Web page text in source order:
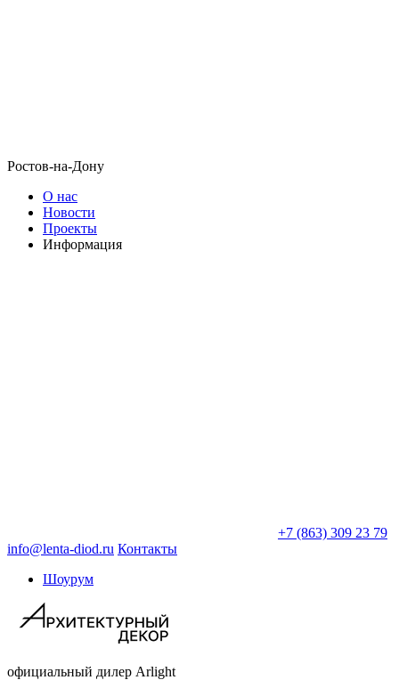
Ростов-на-Дону
О нас
Новости
Проекты
Информация
+7 (863) 309 23 79
info@lenta-diod.ru Контакты
Шоурум
официальный дилер Arlight